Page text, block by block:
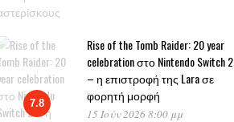
7.8
Rise of the Tomb Raider: 20 year
celebration στο Nintendo Switch 2
– η επιστροφή της Lara σε
φορητή μορφή
15 Ιούν 2026 8:00 μμ